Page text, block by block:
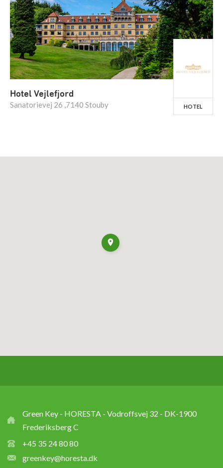
Hotel Vejlefjord
Sanatorievej 26 ,7140 Stouby HOTEL
Green Key - HORESTA - Vodroffsvej 32 - DK-1900
Frederiksberg C
+45 35 24 80 80
greenkey@horesta.dk